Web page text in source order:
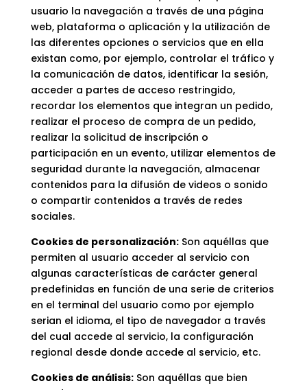
usuario la navegación a través de una página
web, plataforma o aplicación y la utilización de
las diferentes opciones o servicios que en ella
existan como, por ejemplo, controlar el tráfico y
la comunicación de datos, identificar la sesión,
acceder a partes de acceso restringido,
recordar los elementos que integran un pedido,
realizar el proceso de compra de un pedido,
realizar la solicitud de inscripción o
participación en un evento, utilizar elementos de
seguridad durante la navegación, almacenar
contenidos para la difusión de videos o sonido
o compartir contenidos a través de redes
sociales.
Cookies de personalización:Son aquéllas que
permiten al usuario acceder al servicio con
algunas características de carácter general
predefinidas en función de una serie de criterios
en el terminal del usuario como por ejemplo
serian el idioma, el tipo de navegador a través
del cual accede al servicio, la configuración
regional desde donde accede al servicio, etc.
Cookies de análisis:Son aquéllas que bien